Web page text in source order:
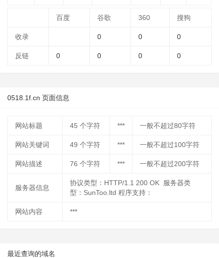
百度 谷歌 360 搜狗
收录 0 0 0
反链 0 0 0 0
0518.1f.cn 页面信息
网站标题 45 个字符 *** 一般不超过80字符
网站关键词 49 个字符 *** 一般不超过100字符
网站描述 76 个字符 *** 一般不超过200字符
服务器信息
协议类型：HTTP/1.1 200 OK 服务器类
型：SunToo.ltd 程序支持：
网站内容 ***
最近查询的域名